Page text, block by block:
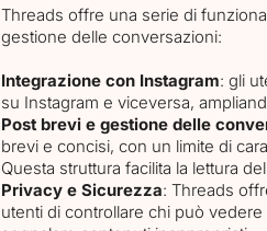
Threads offre una serie di
gestione delle conversazioni:
Integrazione con Instagram: gli
su Instagram e viceversa,
Post brevi e gestione delle
brevi e concisi, con un limite di
Questa struttura facilita la lettura
Privacy e Sicurezza: Threads
utenti di controllare chi può